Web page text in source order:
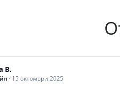
В.
· 15 октомври 2025